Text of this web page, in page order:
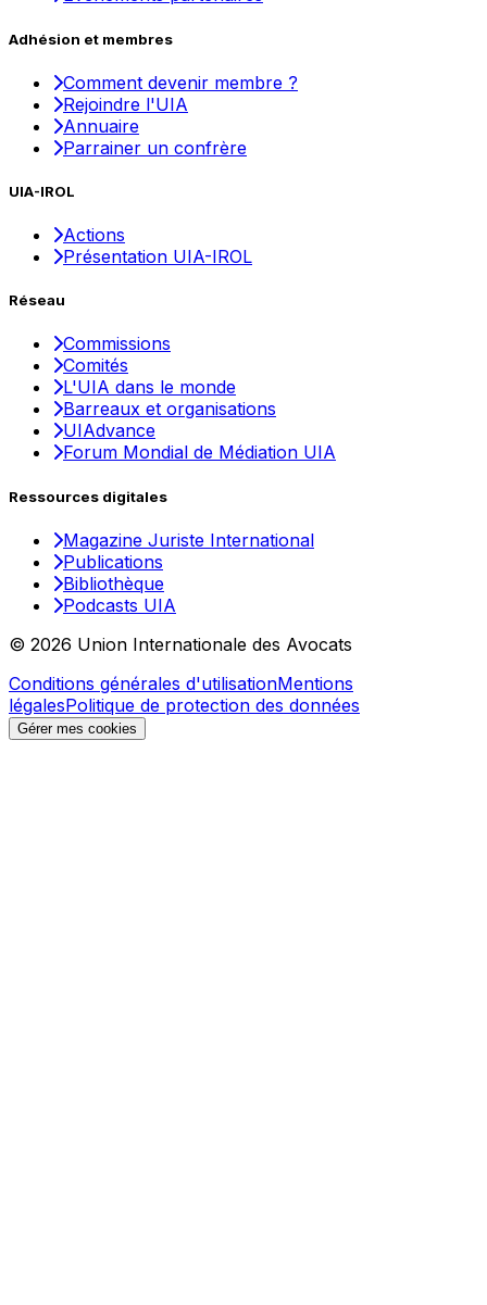
Adhésion et membres
Comment devenir membre ?
Rejoindre l'UIA
Annuaire
Parrainer un confrère
UIA-IROL
Actions
Présentation UIA-IROL
Réseau
Commissions
Comités
L'UIA dans le monde
Barreaux et organisations
UIAdvance
Forum Mondial de Médiation UIA
Ressources digitales
Magazine Juriste International
Publications
Bibliothèque
Podcasts UIA
© 2026 Union Internationale des Avocats
Conditions générales d'utilisationMentions
légalesPolitique de protection des données
Gérer mes cookies